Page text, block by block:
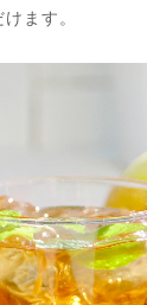
ます。